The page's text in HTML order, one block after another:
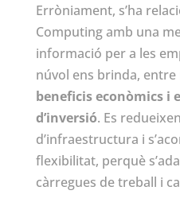
Erròniament, s’ha
Computing amb una
informació per a les
núvol ens brinda,
beneficis econòmics i
d’inversió. Es
d’infraestructura i
flexibilitat, perquè
càrregues de treball i